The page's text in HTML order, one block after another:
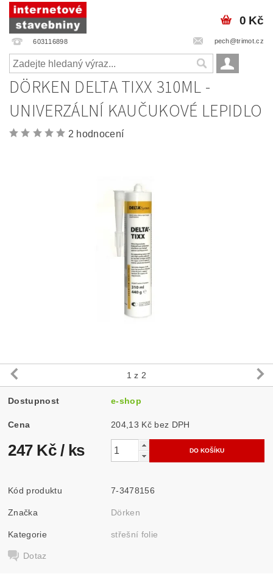
603116898 pech@trimot.cz
0 Kč
DÖRKEN DELTA TIXX 310ML -
UNIVERZÁLNÍ KAUČUKOVÉ LEPIDLO
2 hodnocení
1 z 2
Dostupnost e-shop
Cena 204,13 Kč bez DPH
247 Kč / ks
Kód produktu 7-3478156
Značka Dörken
Kategorie střešní folie
Dotaz